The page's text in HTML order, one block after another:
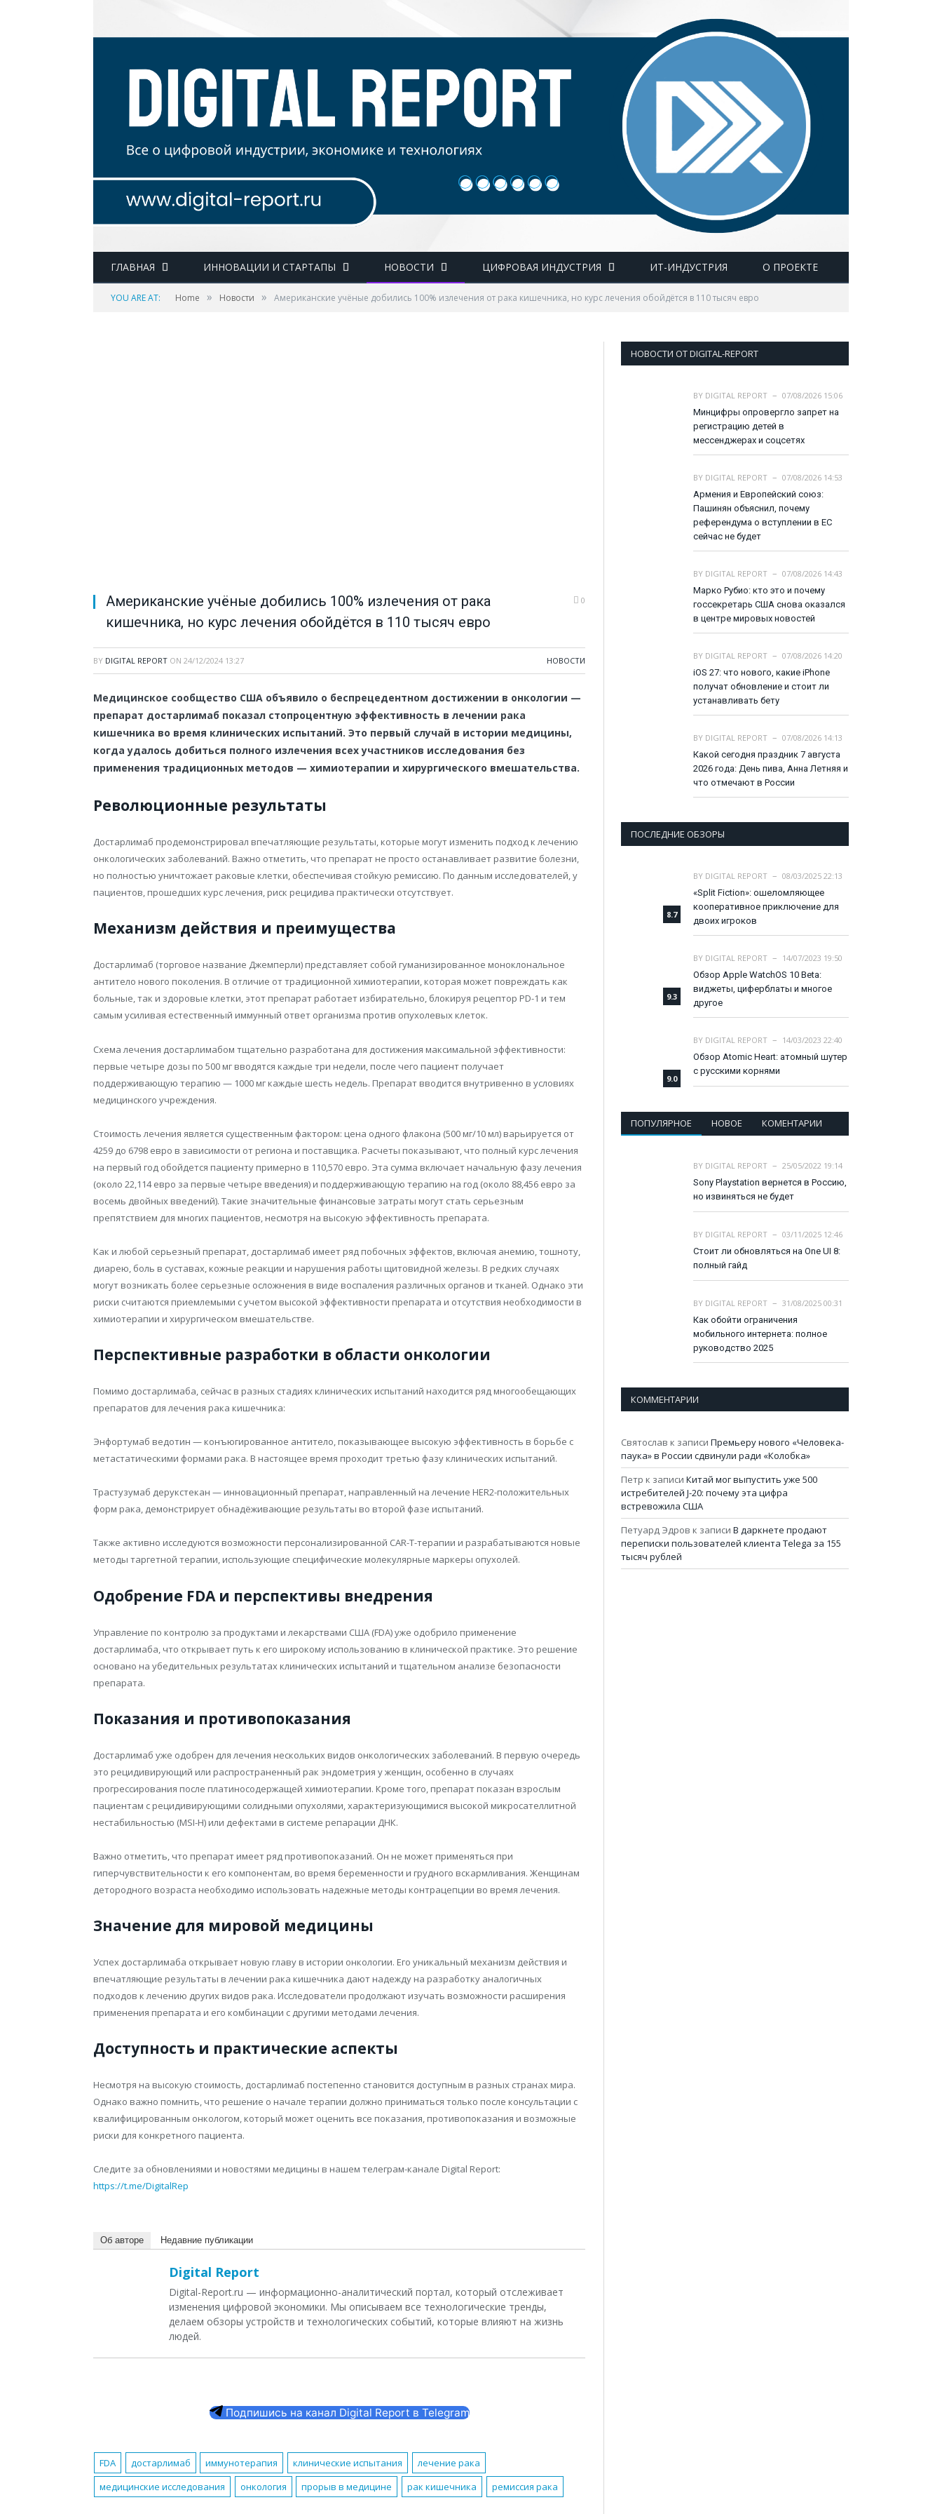
ГЛАВНАЯ ИННОВАЦИИ И СТАРТАПЫ НОВОСТИ ЦИФРОВАЯ ИНДУСТРИЯ ИТ-ИНДУСТРИЯ О ПРОЕКТЕ
YOU ARE AT: Home » Новости » Американские учёные добились 100% излечения от рака кишечника, но курс лечения обойдётся в 110 тысяч евро
Американские учёные добились 100% излечения от рака
кишечника, но курс лечения обойдётся в 110 тысяч евро
0
BY DIGITAL REPORT ON 24/12/2024 13:27 НОВОСТИ
Медицинское сообщество США объявило о беспрецедентном достижении в онкологии —
препарат достарлимаб показал стопроцентную эффективность в лечении рака
кишечника во время клинических испытаний. Это первый случай в истории медицины,
когда удалось добиться полного излечения всех участников исследования без
применения традиционных методов — химиотерапии и хирургического вмешательства.
Революционные результаты
Достарлимаб продемонстрировал впечатляющие результаты, которые могут изменить подход к лечению
онкологических заболеваний. Важно отметить, что препарат не просто останавливает развитие болезни,
но полностью уничтожает раковые клетки, обеспечивая стойкую ремиссию. По данным исследователей, у
пациентов, прошедших курс лечения, риск рецидива практически отсутствует.
Механизм действия и преимущества
Достарлимаб (торговое название Джемперли) представляет собой гуманизированное моноклональное
антитело нового поколения. В отличие от традиционной химиотерапии, которая может повреждать как
больные, так и здоровые клетки, этот препарат работает избирательно, блокируя рецептор PD-1 и тем
самым усиливая естественный иммунный ответ организма против опухолевых клеток.
Схема лечения достарлимабом тщательно разработана для достижения максимальной эффективности:
первые четыре дозы по 500 мг вводятся каждые три недели, после чего пациент получает
поддерживающую терапию — 1000 мг каждые шесть недель. Препарат вводится внутривенно в условиях
медицинского учреждения.
Стоимость лечения является существенным фактором: цена одного флакона (500 мг/10 мл) варьируется от
4259 до 6798 евро в зависимости от региона и поставщика. Расчеты показывают, что полный курс лечения
на первый год обойдется пациенту примерно в 110,570 евро. Эта сумма включает начальную фазу лечения
(около 22,114 евро за первые четыре введения) и поддерживающую терапию на год (около 88,456 евро за
восемь двойных введений). Такие значительные финансовые затраты могут стать серьезным
препятствием для многих пациентов, несмотря на высокую эффективность препарата.
Как и любой серьезный препарат, достарлимаб имеет ряд побочных эффектов, включая анемию, тошноту,
диарею, боль в суставах, кожные реакции и нарушения работы щитовидной железы. В редких случаях
могут возникать более серьезные осложнения в виде воспаления различных органов и тканей. Однако эти
риски считаются приемлемыми с учетом высокой эффективности препарата и отсутствия необходимости в
химиотерапии и хирургическом вмешательстве.
Перспективные разработки в области онкологии
Помимо достарлимаба, сейчас в разных стадиях клинических испытаний находится ряд многообещающих
препаратов для лечения рака кишечника:
Энфортумаб ведотин — конъюгированное антитело, показывающее высокую эффективность в борьбе с
метастатическими формами рака. В настоящее время проходит третью фазу клинических испытаний.
Трастузумаб дерукстекан — инновационный препарат, направленный на лечение HER2-положительных
форм рака, демонстрирует обнадёживающие результаты во второй фазе испытаний.
Также активно исследуются возможности персонализированной CAR-T-терапии и разрабатываются новые
методы таргетной терапии, использующие специфические молекулярные маркеры опухолей.
Одобрение FDA и перспективы внедрения
Управление по контролю за продуктами и лекарствами США (FDA) уже одобрило применение
достарлимаба, что открывает путь к его широкому использованию в клинической практике. Это решение
основано на убедительных результатах клинических испытаний и тщательном анализе безопасности
препарата.
Показания и противопоказания
Достарлимаб уже одобрен для лечения нескольких видов онкологических заболеваний. В первую очередь
это рецидивирующий или распространенный рак эндометрия у женщин, особенно в случаях
прогрессирования после платиносодержащей химиотерапии. Кроме того, препарат показан взрослым
пациентам с рецидивирующими солидными опухолями, характеризующимися высокой микросателлитной
нестабильностью (MSI-H) или дефектами в системе репарации ДНК.
Важно отметить, что препарат имеет ряд противопоказаний. Он не может применяться при
гиперчувствительности к его компонентам, во время беременности и грудного вскармливания. Женщинам
детородного возраста необходимо использовать надежные методы контрацепции во время лечения.
Значение для мировой медицины
Успех достарлимаба открывает новую главу в истории онкологии. Его уникальный механизм действия и
впечатляющие результаты в лечении рака кишечника дают надежду на разработку аналогичных
подходов к лечению других видов рака. Исследователи продолжают изучать возможности расширения
применения препарата и его комбинации с другими методами лечения.
Доступность и практические аспекты
Несмотря на высокую стоимость, достарлимаб постепенно становится доступным в разных странах мира.
Однако важно помнить, что решение о начале терапии должно приниматься только после консультации с
квалифицированным онкологом, который может оценить все показания, противопоказания и возможные
риски для конкретного пациента.
Следите за обновлениями и новостями медицины в нашем телеграм-канале Digital Report:
https://t.me/DigitalRep
Об авторе Недавние публикации
Digital Report
Digital-Report.ru — информационно-аналитический портал, который отслеживает
изменения цифровой экономики. Мы описываем все технологические тренды,
делаем обзоры устройств и технологических событий, которые влияют на жизнь
людей.
Подпишись на канал Digital Report в Telegram
FDA достарлимаб иммунотерапия клинические испытания
лечение рака
медицинские исследования
онкология прорыв в медицине рак кишечника ремиссия рака
НОВОСТИ ОТ DIGITAL-REPORT
BY DIGITAL REPORT
07/08/2026 15:06
Минцифры опровергло запрет на
регистрацию детей в
мессенджерах и соцсетях
BY DIGITAL REPORT
07/08/2026 14:53
Армения и Европейский союз:
Пашинян объяснил, почему
референдума о вступлении в ЕС
сейчас не будет
BY DIGITAL REPORT
07/08/2026 14:43
Марко Рубио: кто это и почему
госсекретарь США снова оказался
в центре мировых новостей
BY DIGITAL REPORT
07/08/2026 14:20
iOS 27: что нового, какие iPhone
получат обновление и стоит ли
устанавливать бету
BY DIGITAL REPORT
07/08/2026 14:13
Какой сегодня праздник 7 августа
2026 года: День пива, Анна Летняя и
что отмечают в России
ПОСЛЕДНИЕ ОБЗОРЫ
8.7
BY DIGITAL REPORT
08/03/2025 22:13
«Split Fiction»: ошеломляющее
кооперативное приключение для
двоих игроков
9.3
BY DIGITAL REPORT
14/07/2023 19:50
Обзор Apple WatchOS 10 Beta:
виджеты, циферблаты и многое
другое
9.0
BY DIGITAL REPORT
14/03/2023 22:40
Обзор Atomic Heart: атомный шутер
с русскими корнями
ПОПУЛЯРНОЕ НОВОЕ КОМЕНТАРИИ
BY DIGITAL REPORT
25/05/2022 19:14
Sony Playstation вернется в Россию,
но извиняться не будет
BY DIGITAL REPORT
03/11/2025 12:46
Стоит ли обновляться на One UI 8:
полный гайд
BY DIGITAL REPORT
31/08/2025 00:31
Как обойти ограничения
мобильного интернета: полное
руководство 2025
КОММЕНТАРИИ
Святослав к записи Премьеру нового «Человека-
паука» в России сдвинули ради «Колобка»
Петр к записи Китай мог выпустить уже 500
истребителей J-20: почему эта цифра
встревожила США
Петуард Эдров к записи В даркнете продают
переписки пользователей клиента Telega за 155
тысяч рублей